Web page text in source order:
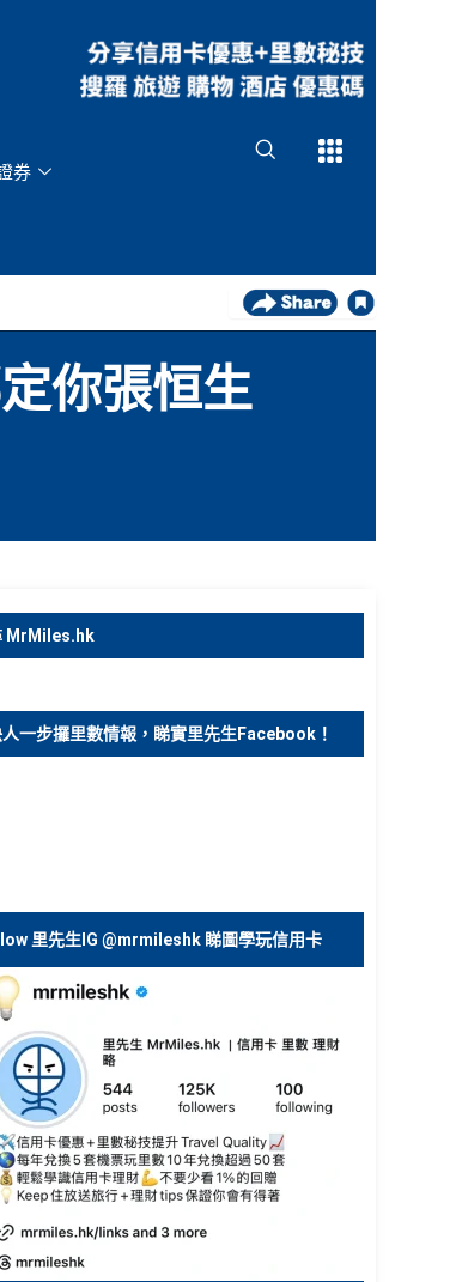
券
Open
你張恒生
MrMiles.hk
一步攞里數情報，睇實里先生Facebook！
里先生IG @mrmileshk 睇圖學玩信用卡